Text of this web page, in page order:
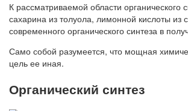
К рассматриваемой области органического
сахарина из толуола, лимонной кислоты
современного органического синтеза в
Само собой разумеется, что мощная
цель ее иная.
Органический синтез